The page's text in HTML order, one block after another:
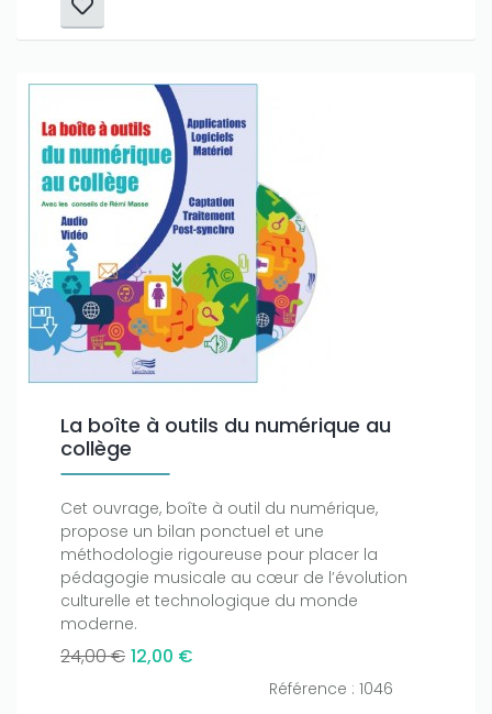
La boîte à outils du numérique au
collège
Cet ouvrage, boîte à outil du numérique,
propose un bilan ponctuel et une
méthodologie rigoureuse pour placer la
pédagogie musicale au cœur de l’évolution
culturelle et technologique du monde
moderne.
24,00 € 12,00 €
Référence : 1046